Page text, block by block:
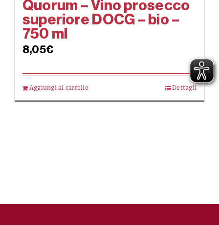
Quorum – Vino prosecco
superiore DOCG – bio –
750 ml
8,05€
Aggiungi al carrello Dettagli